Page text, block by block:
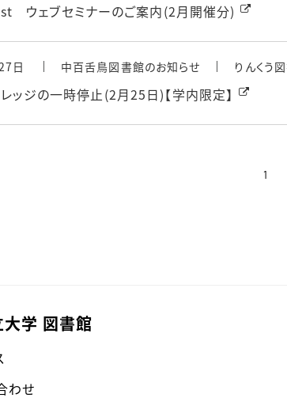
ウェブセミナーのご案内(2月開催分)
日 中百舌鳥図書館のお知らせ りんくう
ッジの一時停止(2月25日)【学内限定】
1
学 図書館
わせ